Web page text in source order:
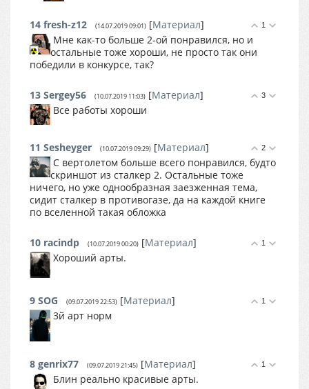
1
14 fresh-z12 (14.07.2019 09:01) [Материал]
Мне как-то больше 2-ой понравился, но и
остальные тоже хороши, не просто так они
победили в конкурсе, так?
3
13 Sergey56 (10.07.2019 11:03) [Материал]
Все работы хороши
2
11 Sesheyger (10.07.2019 09:29) [Материал]
С вертолетом больше всего понравился, будто
скриншот из сталкер 2. Остальные тоже
ничего, но уже однообразная заезженная тема,
сидит сталкер в противогазе, да на каждой книге
по вселенной такая обложка
1
10 racindp (10.07.2019 00:20) [Материал]
Хороший арты.
1
9 SOG (09.07.2019 22:53) [Материал]
3й арт норм
1
8 genrix77 (09.07.2019 21:45) [Материал]
Блин реально красивые арты.